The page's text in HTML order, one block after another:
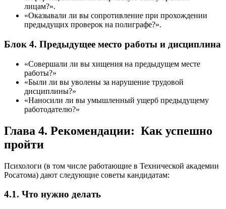
лицам?».
«Оказывали ли вы сопротивление при прохождении
предыдущих проверок на полиграфе?».
Блок 4. Предыдущее место работы и дисциплина
«Совершали ли вы хищения на предыдущем месте
работы?»
«Были ли вы уволены за нарушение трудовой
дисциплины?»
«Наносили ли вы умышленный ущерб предыдущему
работодателю?»
Глава 4. Рекомендации: Как успешно
пройти
Психологи (в том числе работающие в Технической академии
Росатома) дают следующие советы кандидатам:
4.1. Что нужно делать